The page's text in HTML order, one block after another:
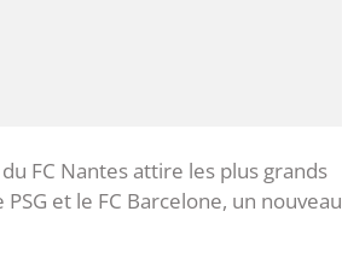
FC Nantes attire les plus grands
et le FC Barcelone, un nouveau